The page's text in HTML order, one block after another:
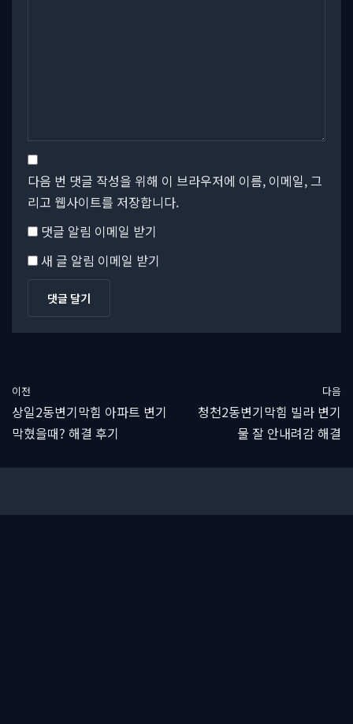
다음 번 댓글 작성을 위해 이 브라우저에 이름, 이메일, 그
리고 웹사이트를 저장합니다.
댓글 알림 이메일 받기
새 글 알림 이메일 받기
이전
상일2동변기막힘 아파트 변기
막혔을때? 해결 후기
다음
청천2동변기막힘 빌라 변기
물 잘 안내려감 해결